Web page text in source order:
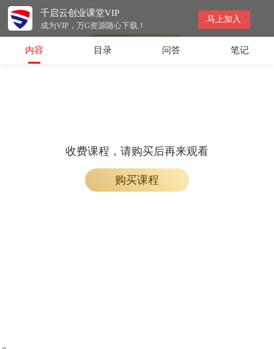
千启云创业课堂VIP
成为VIP，万G资源随心下载！
马上加入
会员专属课程，请开通会员后学习
内容 目录 问答 笔记
收费课程，请购买后再来观看
购买课程